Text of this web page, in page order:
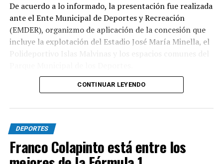
De acuerdo a lo informado, la presentación fue realizada
ante el Ente Municipal de Deportes y Recreación
(EMDER), organizmo de aplicación de la concesión que
incluye la explotación del Estadio José María Minella, el
Polideportivo Islas Malvinas y los espacios comunes del
A tal efecto, el secretario Legal, Técnico y de
Comisión ad hoc que tendrá la responsabilidad de
analizar la documentación presentada por la
concesionaria y determinar si la operación se ajusta a las
exigencias previstas en el contrato y en la normativa
vigente.
CONTINUAR LEYENDO
DEPORTES
Franco Colapinto está entre los